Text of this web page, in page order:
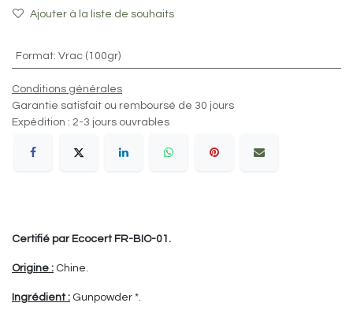
Ajouter à la liste de souhaits
Format: Vrac (100gr)
Conditions générales
Garantie satisfait ou remboursé de 30 jours
Expédition : 2-3 jours ouvrables
Certifié par Ecocert FR-BIO-01.
Origine : Chine.
Ingrédient : Gunpowder *.